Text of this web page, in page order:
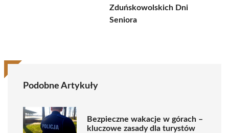
Zduńskowolskich Dni
Seniora
Podobne Artykuły
Bezpieczne wakacje w górach –
kluczowe zasady dla turystów